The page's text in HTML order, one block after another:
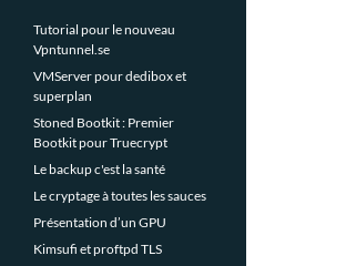
Tutorial pour le nouveau
Vpntunnel.se
VMServer pour dedibox et
superplan
Stoned Bootkit : Premier
Bootkit pour Truecrypt
Le backup c'est la santé
Le cryptage à toutes les sauces
Présentation d’un GPU
Kimsufi et proftpd TLS